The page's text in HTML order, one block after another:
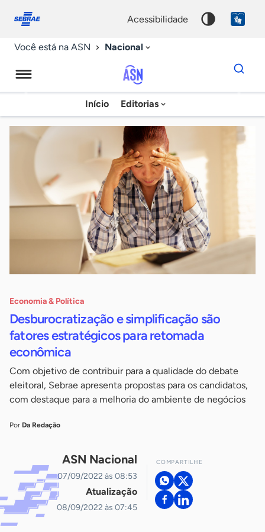
conosco
acessibilidade
Você está na ASN Nacional
Agência
Sebrae
de
Notícias
Início Editorias
Dados
para
chave
Economia & Política
Desburocratização e simplificação são
fatores estratégicos para retomada
econômica
Com objetivo de contribuir para a qualidade do debate
eleitoral, Sebrae apresenta propostas para os candidatos,
com destaque para a melhoria do ambiente de negócios
Por Da Redação
ASN Nacional
07/09/2022 às 08:53
Atualização
08/09/2022 às 07:45
COMPARTILHE